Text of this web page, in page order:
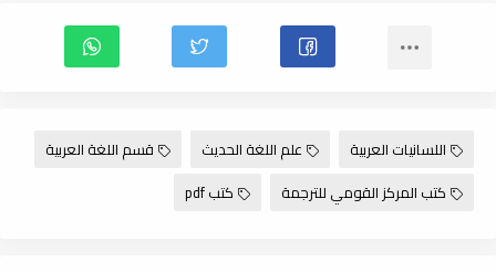
اللسانيات العربية علم اللغة الحديث
قسم اللغة العربية
كتب المركز القومي للترجمة
كتب pdf